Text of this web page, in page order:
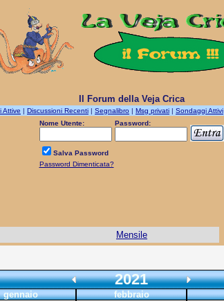
Il Forum della Veja Crica
Attive | Discussioni Recenti | Segnalibro | Msg privati | Sondaggi Attivi
Nome Utente:
Password:
Salva Password
Password Dimenticata?
Mensile
2021
gennaio febbraio